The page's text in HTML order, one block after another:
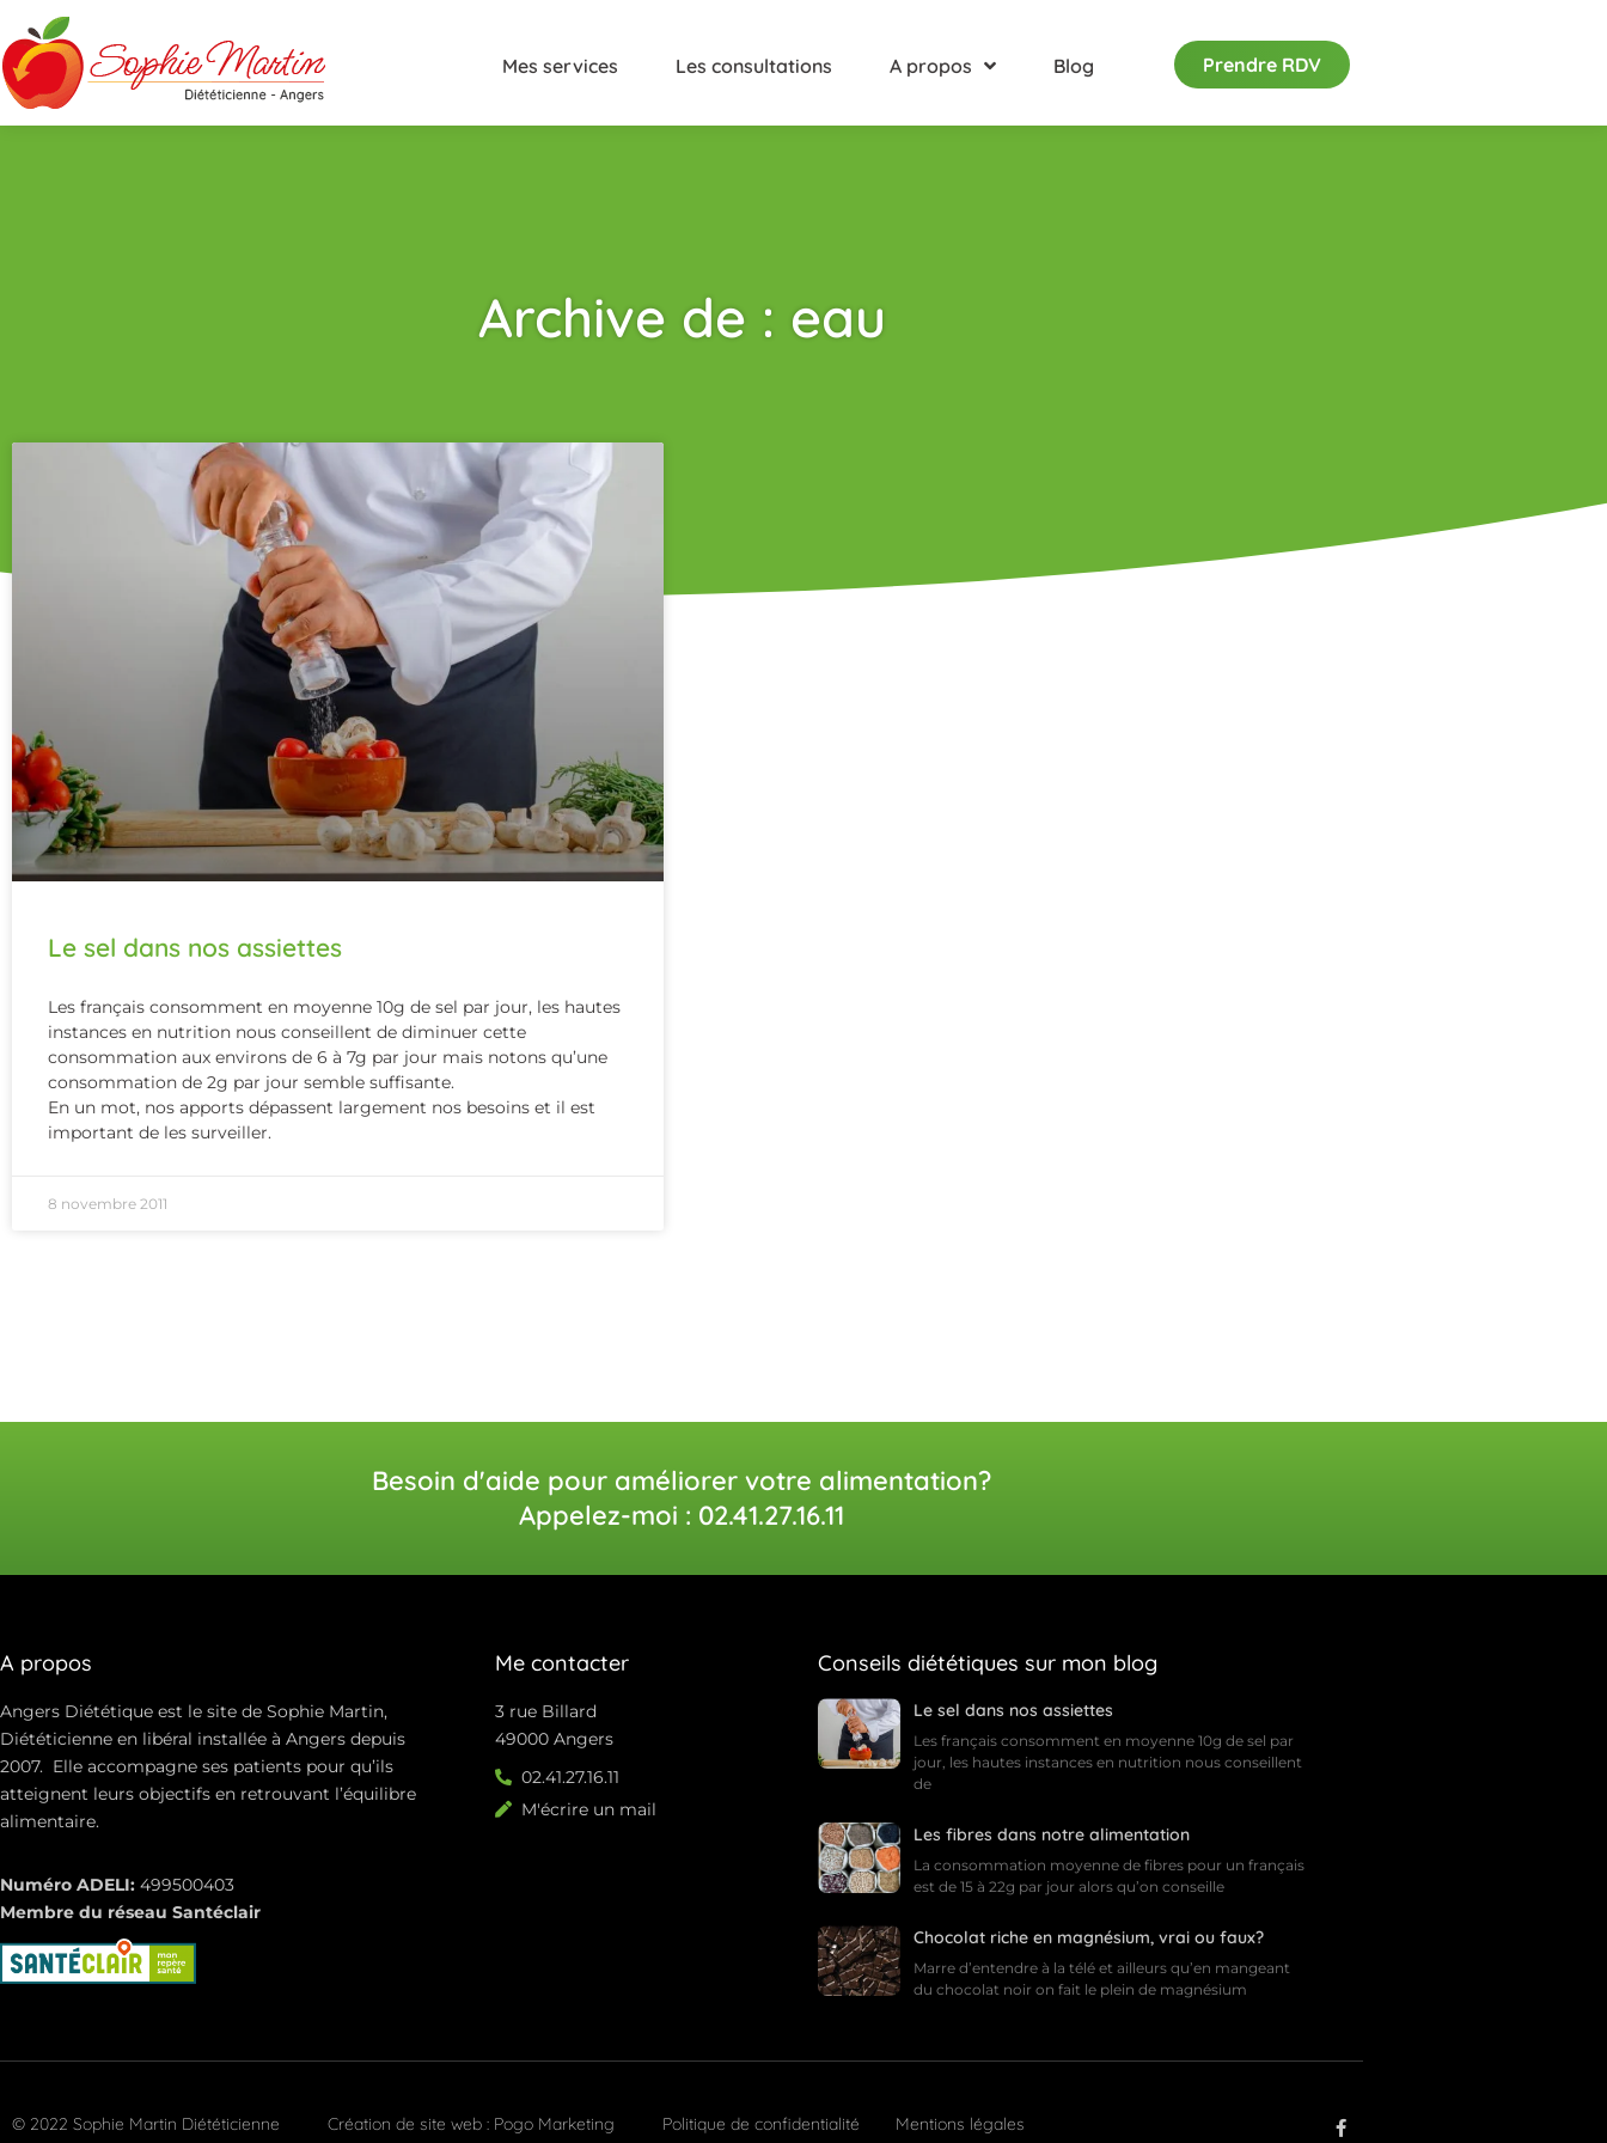
Mes services Les consultations A propos Blog Prendre RDV
Archive de : eau
Le sel dans nos assiettes
Les français consomment en moyenne 10g de sel par jour, les hautes
instances en nutrition nous conseillent de diminuer cette
consommation aux environs de 6 à 7g par jour mais notons qu’une
consommation de 2g par jour semble suffisante.
En un mot, nos apports dépassent largement nos besoins et il est
important de les surveiller.
8 novembre 2011
Besoin d'aide pour améliorer votre alimentation?
Appelez-moi : 02.41.27.16.11
A propos
Angers Diététique est le site de Sophie Martin,
Diététicienne en libéral installée à Angers depuis
2007. Elle accompagne ses patients pour qu’ils
atteignent leurs objectifs en retrouvant l’équilibre
alimentaire.
Numéro ADELI: 499500403
Membre du réseau Santéclair
Me contacter
3 rue Billard
49000 Angers
02.41.27.16.11
M'écrire un mail
Conseils diététiques sur mon blog
Le sel dans nos assiettes
Les français consomment en moyenne 10g de sel par
jour, les hautes instances en nutrition nous conseillent
de
Les fibres dans notre alimentation
La consommation moyenne de fibres pour un français
est de 15 à 22g par jour alors qu’on conseille
Chocolat riche en magnésium, vrai ou faux?
Marre d’entendre à la télé et ailleurs qu’en mangeant
du chocolat noir on fait le plein de magnésium
© 2022 Sophie Martin Diététicienne Création de site web : Pogo Marketing Politique de confidentialité Mentions légales